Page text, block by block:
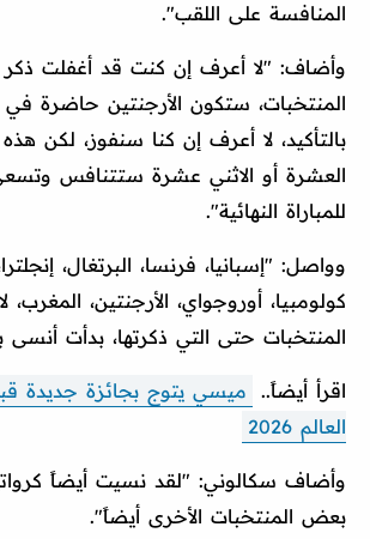
المنافسة على اللقب".
وأضاف: "لا أعرف إن كنت قد أغفلت
المنتخبات، ستكون الأرجنتين حاضرة
بالتأكيد، لا أعرف إن كنا سنفوز، لكن
العشرة أو الاثني عشرة ستتنافس
للمباراة النهائية".
وواصل: "إسبانيا، فرنسا، البرتغال،
كولومبيا، أوروجواي، الأرجنتين،
المنتخبات حتى التي ذكرتها، بدأت
اقرأ أيضاً..
ميسي يتوج بجائزة جديدة
العالم 2026
وأضاف سكالوني: "لقد نسيت أيضاً
بعض المنتخبات الأخرى أيضاً".